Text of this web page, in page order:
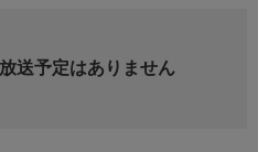
送予定はありません